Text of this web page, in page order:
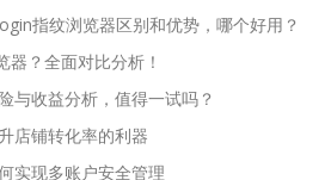
指纹浏览器区别和优势，哪个好用？
器？全面对比分析！
与收益分析，值得一试吗？
店铺转化率的利器
实现多账户安全管理